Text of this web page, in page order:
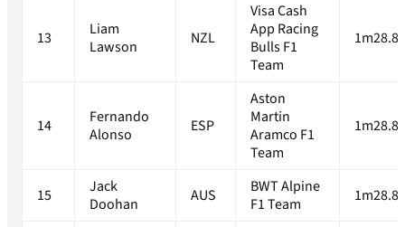
13
Liam
Lawson
NZL
Visa Cash
App Racing
Bulls F1
Team
14
Fernando
Alonso
ESP
Aston
Martin
Aramco F1
Team
15
Jack
Doohan
AUS
BWT Alpine
F1 Team